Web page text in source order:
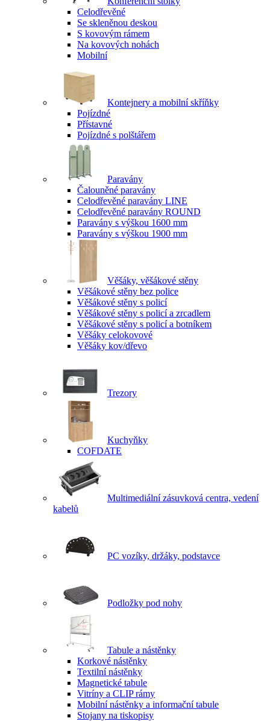
Celodřevěné
Se skleněnou deskou
S kovovým rámem
Na kovových nohách
Mobilní
Kontejnery a mobilní skříňky
Pojízdné
Přístavné
Pojízdné s polštářem
Paravány
Čalouněné paravány
Celodřevěné paravány LINE
Celodřevěné paravány ROUND
Paravány s výškou 1600 mm
Paravány s výškou 1900 mm
Věšáky, věšákové stěny
Věšákové stěny bez police
Věšákové stěny s policí
Věšákové stěny s policí a zrcadlem
Věšákové stěny s policí a botníkem
Věšáky celokovové
Věšáky kov/dřevo
Trezory
Kuchyňky
COFDATE
Multimediální zásuvková centra, vedení
kabelů
PC vozíky, držáky, podstavce
Podložky pod nohy
Tabule a nástěnky
Korkové nástěnky
Textilní nástěnky
Magnetické tabule
Vitríny a CLIP rámy
Mobilní nástěnky a informační tabule
Stojany na tiskopisy